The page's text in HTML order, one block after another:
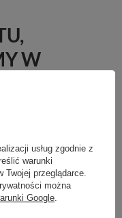
W
formularza i przesłać
usług zgodnie z
warunki
Twojej przeglądarce.
można
Google